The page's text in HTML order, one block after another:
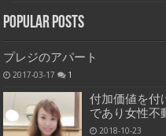
Popular Posts
プレジのアパート
2017-03-17 1
付加価値を付
であり女性不
2018-10-23